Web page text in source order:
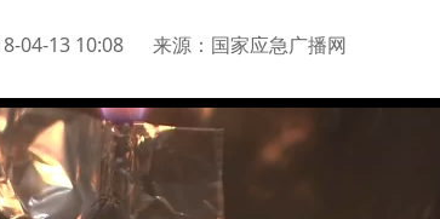
04-13 10:08 来源： 国家应急广播网